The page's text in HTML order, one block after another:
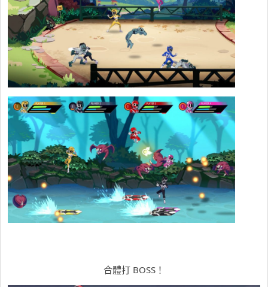
合體打 BOSS！